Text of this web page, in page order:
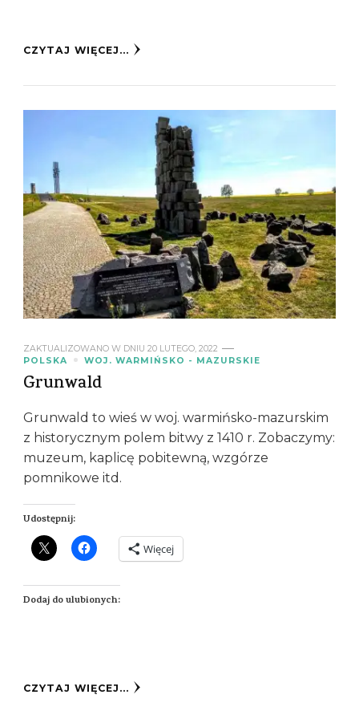
CZYTAJ WIĘCEJ...
ZAKTUALIZOWANO W DNIU 20 LUTEGO, 2022
POLSKA
WOJ. WARMIŃSKO - MAZURSKIE
Grunwald
Grunwald to wieś w woj. warmińsko-mazurskim
z historycznym polem bitwy z 1410 r. Zobaczymy:
muzeum, kaplicę pobitewną, wzgórze
pomnikowe itd.
Udostępnij:
Więcej
Dodaj do ulubionych:
CZYTAJ WIĘCEJ...